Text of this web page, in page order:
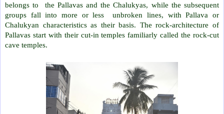
belongs to the Pallavas and the Chalukyas, while the subsequent
groups fall into more or less unbroken lines, with Pallava or
Chalukyan characteristics as their basis. The rock-architecture of
Pallavas start with their cut-in temples familiarly called the rock-cut
cave temples.